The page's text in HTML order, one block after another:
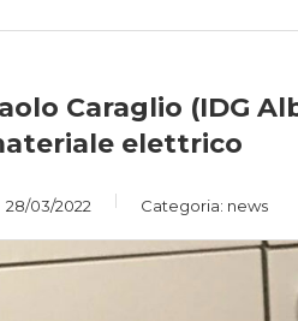
Caraglio (IDG
elettrico
28/03/2022 Categoria: news